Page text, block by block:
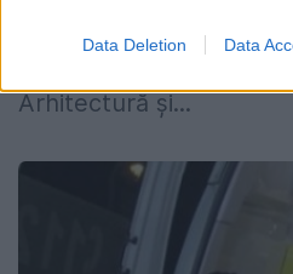
Data Deletion Data
editie are loc la
Arhitectură și...